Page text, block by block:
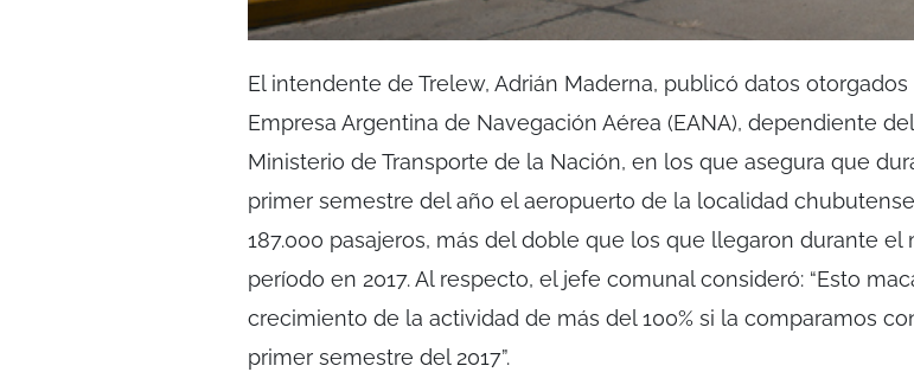
El intendente de Trelew, Adrián Maderna, publicó datos otorgados
Empresa Argentina de Navegación Aérea (EANA), dependiente del
Ministerio de Transporte de la Nación, en los que asegura que
primer semestre del año el aeropuerto de la localidad
187.000 pasajeros, más del doble que los que llegaron durante el
período en 2017. Al respecto, el jefe comunal consideró: “Esto
crecimiento de la actividad de más del 100% si la comparamos
primer semestre del 2017”.